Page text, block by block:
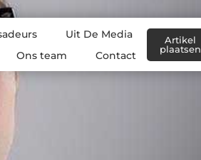
Uit De Media
Ons team Contact
Artikel
plaatsen